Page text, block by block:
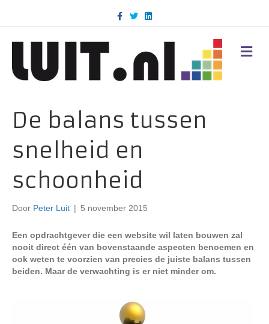
c
k
T
w
i
n
d
M
E
De balans tussen
snelheid en
schoonheid
Door Peter Luit | 5 november 2015
Een opdrachtgever die een website wil laten bouwen zal
nooit direct één van bovenstaande aspecten benoemen en
ook weten te voorzien van precies de juiste balans tussen
beiden. Maar de verwachting is er niet minder om.